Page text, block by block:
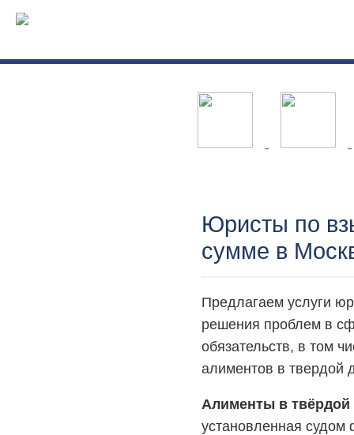
Юристы по
сумме в
Предлагаем услуги
решения проблем в
обязательств, в том
алиментов в твердой
Алименты в
установленная